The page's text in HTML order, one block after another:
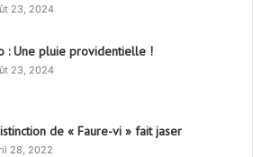
23, 2024
: Une pluie providentielle !
23, 2024
de « Faure-vi » fait jaser
28, 2022